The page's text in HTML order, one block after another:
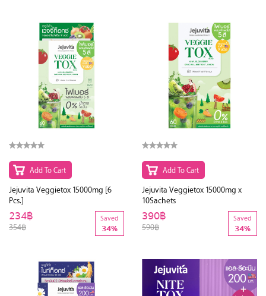
Add To Cart
Jejuvita Veggietox 15000mg [6
Pcs.]
354฿
234฿ Saved
34%
Add To Cart
Jejuvita Veggietox 15000mg x
10Sachets
590฿
390฿ Saved
34%